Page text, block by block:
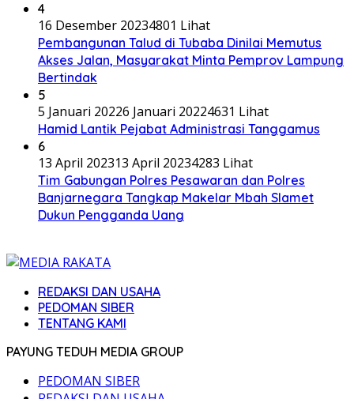
4
16 Desember 20234801 Lihat
Pembangunan Talud di Tubaba Dinilai Memutus
Akses Jalan, Masyarakat Minta Pemprov Lampung
Bertindak
5
5 Januari 20226 Januari 20224631 Lihat
Hamid Lantik Pejabat Administrasi Tanggamus
6
13 April 202313 April 20234283 Lihat
Tim Gabungan Polres Pesawaran dan Polres
Banjarnegara Tangkap Makelar Mbah Slamet
Dukun Pengganda Uang
REDAKSI DAN USAHA
PEDOMAN SIBER
TENTANG KAMI
PAYUNG TEDUH MEDIA GROUP
PEDOMAN SIBER